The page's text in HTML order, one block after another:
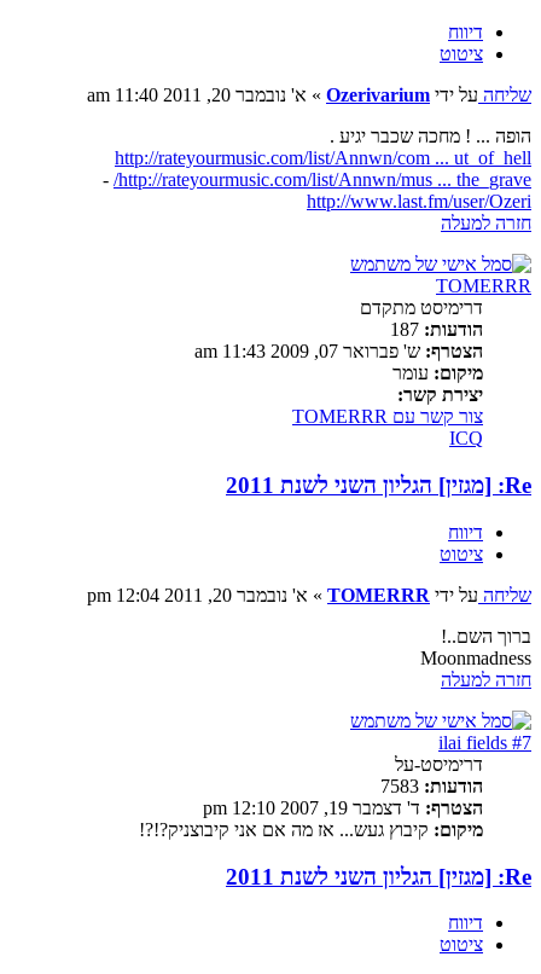
דיווח
ציטוט
שליחה על ידי Ozerivarium
» א' נובמבר 20, 2011 11:40 am
הופה ... ! מחכה שכבר יגיע .
http://rateyourmusic.com/list/Annwn/com ... ut_of_hell
http://rateyourmusic.com/list/Annwn/mus ... the_grave/
-
http://www.last.fm/user/Ozeri
חזרה למעלה
TOMERRR
דרימיסט מתקדם
הודעות:
הצטרף: ש' פברואר 07, 2009 11:43 am
מיקום: עומר
יצירת קשר:
צור קשר עם TOMERRR
ICQ
Re: [מגזין] הגליון השני לשנת 2011
דיווח
ציטוט
שליחה על ידי TOMERRR
» א' נובמבר 20, 2011 12:04 pm
ברוך השם..!
Moonmadness
חזרה למעלה
ilai fields #7
דרימיסט-על
הודעות:
הצטרף: ד' דצמבר 19, 2007 12:10 pm
מיקום: קיבוץ געש... אז מה אם אני קיבוצניק?!?!
Re: [מגזין] הגליון השני לשנת 2011
דיווח
ציטוט